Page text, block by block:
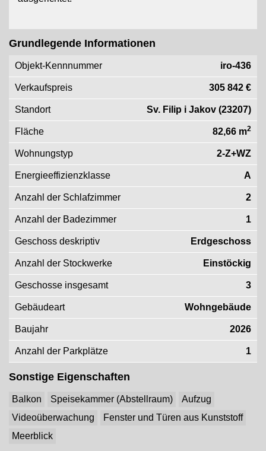
Grundlegende Informationen
Objekt-Kennnummer iro-436
Verkaufspreis 305 842 €
Standort Sv. Filip i Jakov (23207)
Fläche 82,66 m2
Wohnungstyp 2-Z+WZ
Energieeffizienzklasse A
Anzahl der Schlafzimmer 2
Anzahl der Badezimmer 1
Geschoss deskriptiv Erdgeschoss
Anzahl der Stockwerke Einstöckig
Geschosse insgesamt 3
Gebäudeart Wohngebäude
Baujahr 2026
Anzahl der Parkplätze 1
Sonstige Eigenschaften
Balkon Speisekammer (Abstellraum)
Aufzug
Videoüberwachung
Fenster und Türen aus Kunststoff
Meerblick